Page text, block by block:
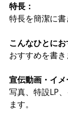
特長：
特長を簡潔に書
こんなひとにお
おすすめを書き
宣伝動画・イメ
写真、特設LP
ます。